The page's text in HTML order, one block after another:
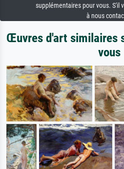
supplémentaires pour vous. S'il
à nous
Œuvres d'art similaires
vous